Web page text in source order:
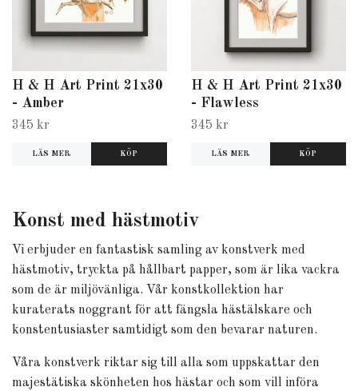
H & H Art Print 21x30
- Amber
345 kr
LÄS MER
H & H Art Print 21x30
- Flawless
345 kr
LÄS MER
Konst med hästmotiv
Vi erbjuder en fantastisk samling av konstverk med
hästmotiv, tryckta på hållbart papper, som är lika vackra
som de är miljövänliga. Vår konstkollektion har
kuraterats noggrant för att fängsla hästälskare och
konstentusiaster samtidigt som den bevarar naturen.
Våra konstverk riktar sig till alla som uppskattar den
majestätiska skönheten hos hästar och som vill införa